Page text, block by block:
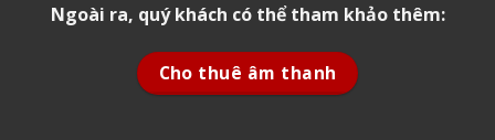
Ngoài ra, quý khách có thể tham khảo thêm:
Cho thuê âm thanh